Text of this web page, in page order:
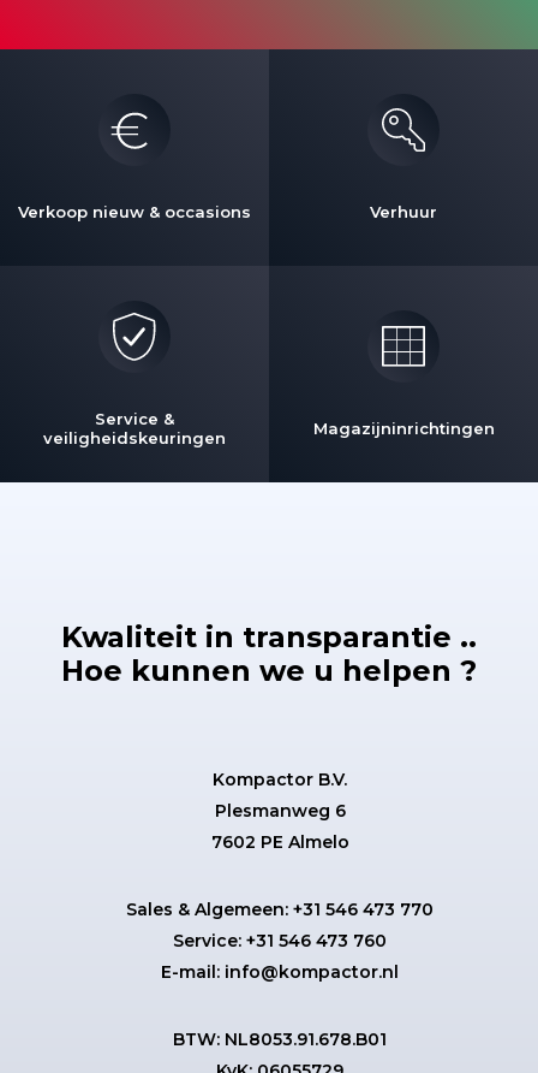
Verkoop nieuw & occasions Verhuur
Service &
veiligheidskeuringen
Magazijninrichtingen
Kwaliteit in transparantie ..
Hoe kunnen we u helpen ?
Kompactor B.V.
Plesmanweg 6
7602 PE Almelo
Sales & Algemeen: +31 546 473 770
Service: +31 546 473 760
E-mail: info@kompactor.nl
BTW: NL8053.91.678.B01